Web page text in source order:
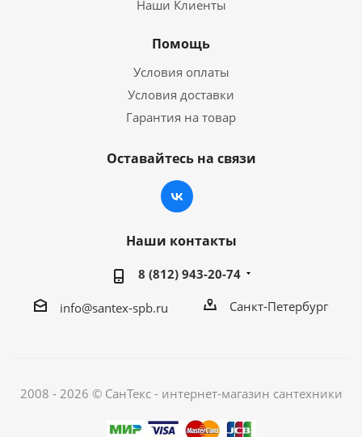
Наши Клиенты
Помощь
Условия оплаты
Условия доставки
Гарантия на товар
Оставайтесь на связи
Наши контакты
8 (812) 943-20-74
info@santex-spb.ru Санкт-Петербург
2008 - 2026 © СанТекс - интернет-магазин cантехники